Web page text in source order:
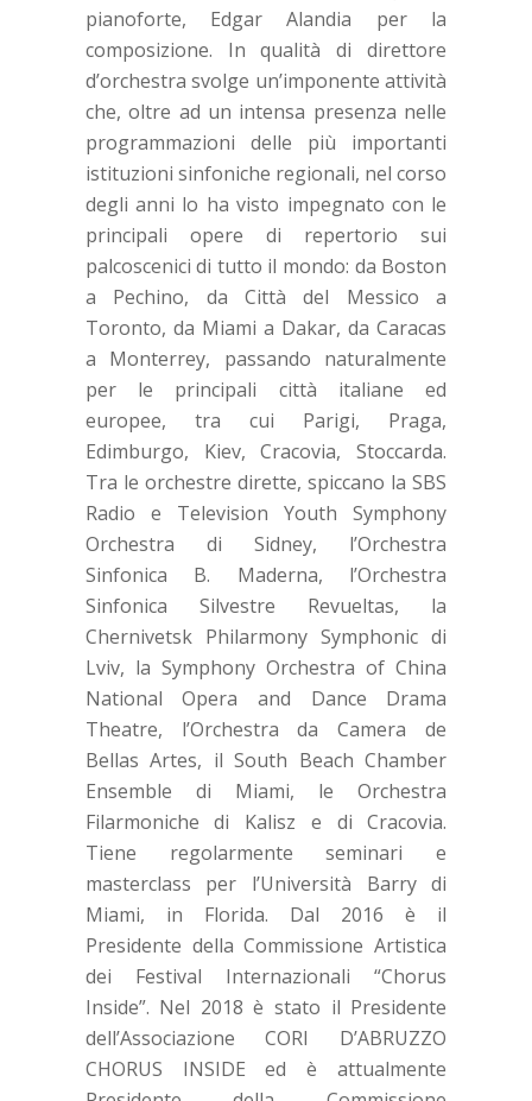
pianoforte, Edgar Alandia per la
composizione. In qualità di direttore
d’orchestra svolge un’imponente attività
che, oltre ad un intensa presenza nelle
programmazioni delle più importanti
istituzioni sinfoniche regionali, nel corso
degli anni lo ha visto impegnato con le
principali opere di repertorio sui
palcoscenici di tutto il mondo: da Boston
a Pechino, da Città del Messico a
Toronto, da Miami a Dakar, da Caracas
a Monterrey, passando naturalmente
per le principali città italiane ed
europee, tra cui Parigi, Praga,
Edimburgo, Kiev, Cracovia, Stoccarda.
Tra le orchestre dirette, spiccano la SBS
Radio e Television Youth Symphony
Orchestra di Sidney, l’Orchestra
Sinfonica B. Maderna, l’Orchestra
Sinfonica Silvestre Revueltas, la
Chernivetsk Philarmony Symphonic di
Lviv, la Symphony Orchestra of China
National Opera and Dance Drama
Theatre, l’Orchestra da Camera de
Bellas Artes, il South Beach Chamber
Ensemble di Miami, le Orchestra
Filarmoniche di Kalisz e di Cracovia.
Tiene regolarmente seminari e
masterclass per l’Università Barry di
Miami, in Florida. Dal 2016 è il
Presidente della Commissione Artistica
dei Festival Internazionali “Chorus
Inside”. Nel 2018 è stato il Presidente
dell’Associazione CORI D’ABRUZZO
CHORUS INSIDE ed è attualmente